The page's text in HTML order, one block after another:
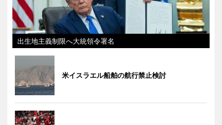
出生地主義制限へ大統領令署名
米イスラエル船舶の航行禁止検討